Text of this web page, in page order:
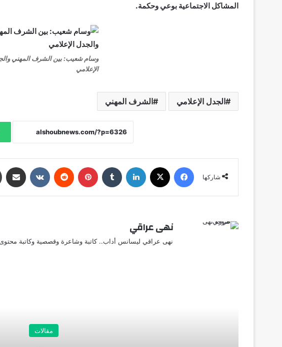
المشاكل الاجتماعية بوعي وحكمة.
وسام شعيب: بين الشرف المهني
الإعلامي
الجدل الإعلامي الشرف المهني
شاركها
نهى عراقي
نهى عراقي ليسانس أداب.. كاتبة وشاعرة وقصصية وكاتبة
مقالات